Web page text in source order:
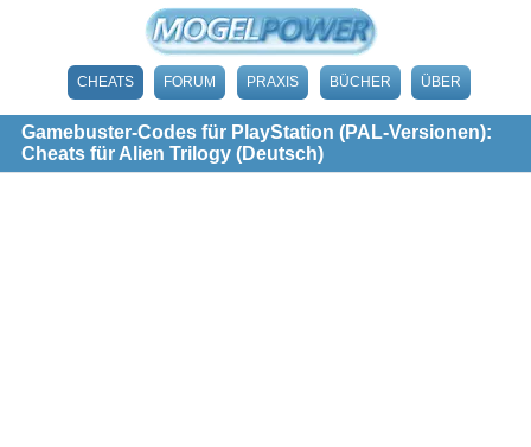
CHEATS FORUM PRAXIS BÜCHER ÜBER
Gamebuster-Codes für PlayStation (PAL-Versionen):
Cheats für Alien Trilogy (Deutsch)